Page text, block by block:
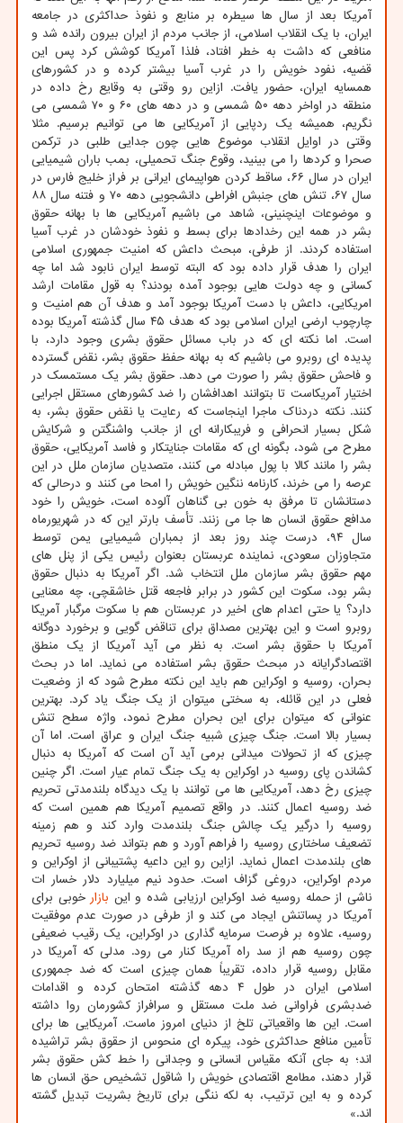
آمریکا بعد از سال ها سیطره بر منابع و نفوذ حداکثری در جامعه
ایران، با یک انقلاب اسلامی، از جانب مردم از ایران بیرون رانده شد و
منافعی که داشت به خطر افتاد، فلذا آمریکا کوشش کرد پس این
قضیه، نفود خویش را در غرب آسیا بیشتر کرده و در کشورهای
همسایه ایران، حضور یافت. ازاین رو وقتی به وقایع رخ داده در
منطقه در اواخر دهه ۵۰ شمسی و در دهه های ۶۰ و ۷۰ شمسی می
نگریم، همیشه یک ردپایی از آمریکایی ها می توانیم برسیم. مثلا
وقتی در اوایل انقلاب موضوع هایی چون جدایی طلبی در ترکمن
صحرا و کردها را می بینید، وقوع جنگ تحمیلی، بمب باران شیمیایی
ایران در سال ۶۶، ساقط کردن هواپیمای ایرانی بر فراز خلیج فارس در
سال ۶۷، تنش های جنبش افراطی دانشجویی دهه ۷۰ و فتنه سال ۸۸
و موضوعات اینچنینی، شاهد می باشیم آمریکایی ها با بهانه حقوق
بشر در همه این رخدادها برای بسط و نفوذ خودشان در غرب آسیا
استفاده کردند. از طرفی، مبحث داعش که امنیت جمهوری اسلامی
ایران را هدف قرار داده بود که البته توسط ایران نابود شد اما چه
کسانی و چه دولت هایی بوجود آمده بودند؟ به قول مقامات ارشد
امریکایی، داعش با دست آمریکا بوجود آمد و هدف آن هم امنیت و
چارچوب ارضی ایران اسلامی بود که هدف ۴۵ سال گذشته آمریکا بوده
است. اما نکته ای که در باب مسائل حقوق بشری وجود دارد، با
پدیده ای روبرو می باشیم که به بهانه حفظ حقوق بشر، نقض گسترده
و فاحش حقوق بشر را صورت می دهد. حقوق بشر یک مستمسک در
اختیار آمریکاست تا بتوانند اهدافشان را ضد کشورهای مستقل اجرایی
کنند. نکته دردناک ماجرا اینجاست که رعایت یا نقض حقوق بشر، به
شکل بسیار انحرافی و فریبکارانه ای از جانب واشنگتن و شرکایش
مطرح می شود، بگونه ای که مقامات جنایتکار و فاسد آمریکایی، حقوق
بشر را مانند کالا با پول مبادله می کنند، متصدیان سازمان ملل در این
عرصه را می خرند، کارنامه ننگین خویش را امحا می کنند و درحالی که
دستانشان تا مرفق به خون بی گناهان آلوده است، خویش را خود
مدافع حقوق انسان ها جا می زنند. تأسف بارتر این که در شهریورماه
سال ۹۴، درست چند روز بعد از بمباران شیمیایی یمن توسط
متجاوزان سعودی، نماینده عربستان بعنوان رئیس یکی از پنل های
مهم حقوق بشر سازمان ملل انتخاب شد. اگر آمریکا به دنبال حقوق
بشر بود، سکوت این کشور در برابر فاجعه قتل خاشقچی، چه معنایی
دارد؟ یا حتی اعدام های اخیر در عربستان هم با سکوت مرگبار آمریکا
روبرو است و این بهترین مصداق برای تناقض گویی و برخورد دوگانه
آمریکا با حقوق بشر است. به نظر می آید آمریکا از یک منطق
اقتصادگرایانه در مبحث حقوق بشر استفاده می نماید. اما در بحث
بحران، روسیه و اوکراین هم باید این نکته مطرح شود که از وضعیت
فعلی در این قائله، به سختی میتوان از یک جنگ یاد کرد. بهترین
عنوانی که میتوان برای این بحران مطرح نمود، واژه سطح تنش
بسیار بالا است. جنگ چیزی شبیه جنگ ایران و عراق است. اما آن
چیزی که از تحولات میدانی برمی آید آن است که آمریکا به دنبال
کشاندن پای روسیه در اوکراین به یک جنگ تمام عیار است. اگر چنین
چیزی رخ دهد، آمریکایی ها می توانند با یک دیدگاه بلندمدتی تحریم
ضد روسیه اعمال کنند. در واقع تصمیم آمریکا هم همین است که
روسیه را درگیر یک چالش جنگ بلندمدت وارد کند و هم زمینه
تضعیف ساختاری روسیه را فراهم آورد و هم بتواند ضد روسیه تحریم
های بلندمدت اعمال نماید. ازاین رو این داعیه پشتیبانی از اوکراین و
مردم اوکراین، دروغی گزاف است. حدود نیم میلیارد دلار خسار ات
ناشی از حمله روسیه ضد اوکراین ارزیابی شده و این بازار خوبی برای
آمریکا در پساتنش ایجاد می‎ کند و از طرفی در صورت عدم موفقیت
روسیه، علاوه بر فرصت سرمایه گذاری در اوکراین، یک رقیب ضعیفی
چون روسیه هم از سد راه آمریکا کنار می رود. مدلی که آمریکا در
مقابل روسیه قرار داده، تقریباً همان چیزی است که ضد جمهوری
اسلامی ایران در طول ۴ دهه گذشته امتحان کرده و اقدامات
ضدبشری فراوانی ضد ملت مستقل و سرافراز کشورمان روا داشته
است. این ها واقعیاتی تلخ از دنیای امروز ماست. آمریکایی ها برای
تأمین منافع حداکثری خود، پیکره ای منحوس از حقوق بشر تراشیده
اند؛ به جای آنکه مقیاس انسانی و وجدانی را خط کش حقوق بشر
قرار دهند، مطامع اقتصادی خویش را شاقول تشخیص حق انسان ها
کرده و به این ترتیب، به لکه ننگی برای تاریخ بشریت تبدیل گشته
اند.»